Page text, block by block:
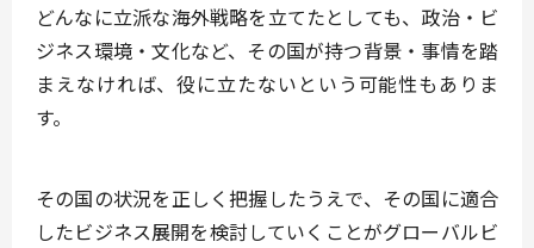
どんなに立派な海外戦略を立てたとしても、政治・ビ
ジネス環境・文化など、その国が持つ背景・事情を踏
まえなければ、役に立たないという可能性もありま
す。
その国の状況を正しく把握したうえで、その国に適合
したビジネス展開を検討していくことがグローバルビ